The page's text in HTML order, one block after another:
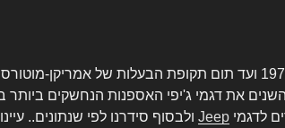
משנת 1970 ועד תום תקופת הבעלות של אמריקן-
השנים את דגמי ג'יפי האספנות הנחשקים
לדגמי Jeep ולבסוף סידרנו לפי שנתונים..